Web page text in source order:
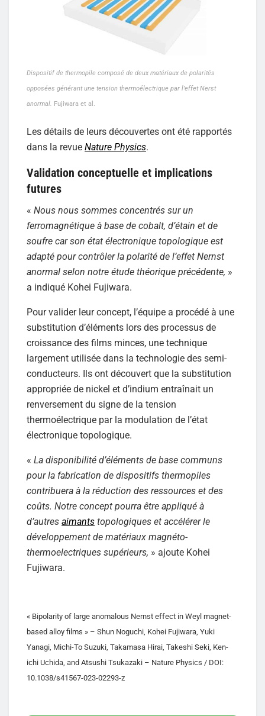
Dispositif de thermopile composé de deux matériaux de polarités
opposées générant une tension thermoélectrique par l’effet Nerst
anormal. Fujiwara et al.
Les détails de leurs découvertes ont été rapportés
dans la revue Nature Physics.
Validation conceptuelle et implications
futures
« Nous nous sommes concentrés sur un
ferromagnétique à base de cobalt, d’étain et de
soufre car son état électronique topologique est
adapté pour contrôler la polarité de l’effet Nernst
anormal selon notre étude théorique précédente, »
a indiqué Kohei Fujiwara.
Pour valider leur concept, l’équipe a procédé à une
substitution d’éléments lors des processus de
croissance des films minces, une technique
largement utilisée dans la technologie des semi-
conducteurs. Ils ont découvert que la substitution
appropriée de nickel et d’indium entraînait un
renversement du signe de la tension
thermoélectrique par la modulation de l’état
électronique topologique.
« La disponibilité d’éléments de base communs
pour la fabrication de dispositifs thermopiles
contribuera à la réduction des ressources et des
coûts. Notre concept pourra être appliqué à
d’autres aimants topologiques et accélérer le
développement de matériaux magnéto-
thermoelectriques supérieurs, » ajoute Kohei
Fujiwara.
« Bipolarity of large anomalous Nernst effect in Weyl magnet-
based alloy films » – Shun Noguchi, Kohei Fujiwara, Yuki
Yanagi, Michi-To Suzuki, Takamasa Hirai, Takeshi Seki, Ken-
ichi Uchida, and Atsushi Tsukazaki – Nature Physics / DOI:
10.1038/s41567-023-02293-z